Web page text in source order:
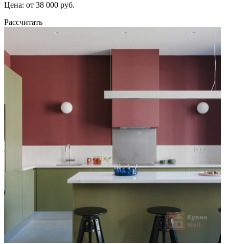
Цена: от 38 000 руб.
Рассчитать